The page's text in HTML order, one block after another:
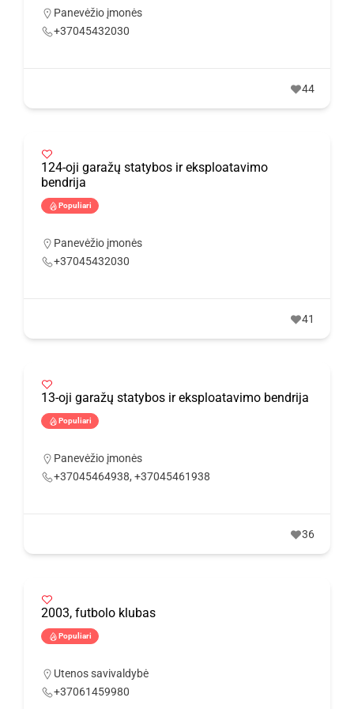
Panevėžio įmonės
+37045432030
44
124-oji garažų statybos ir eksploatavimo
bendrija
Populiari
Panevėžio įmonės
+37045432030
41
13-oji garažų statybos ir eksploatavimo bendrija
Populiari
Panevėžio įmonės
+37045464938, +37045461938
36
2003, futbolo klubas
Populiari
Utenos savivaldybė
+37061459980